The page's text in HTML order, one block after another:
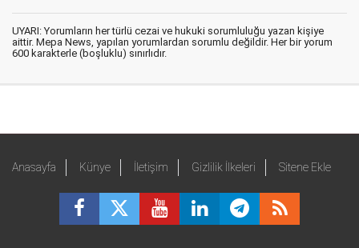
UYARI: Yorumların her türlü cezai ve hukuki sorumluluğu yazan kişiye
aittir. Mepa News, yapılan yorumlardan sorumlu değildir. Her bir yorum
600 karakterle (boşluklu) sınırlıdır.
Anasayfa Künye İletişim Gizlilik İlkeleri Sitene Ekle